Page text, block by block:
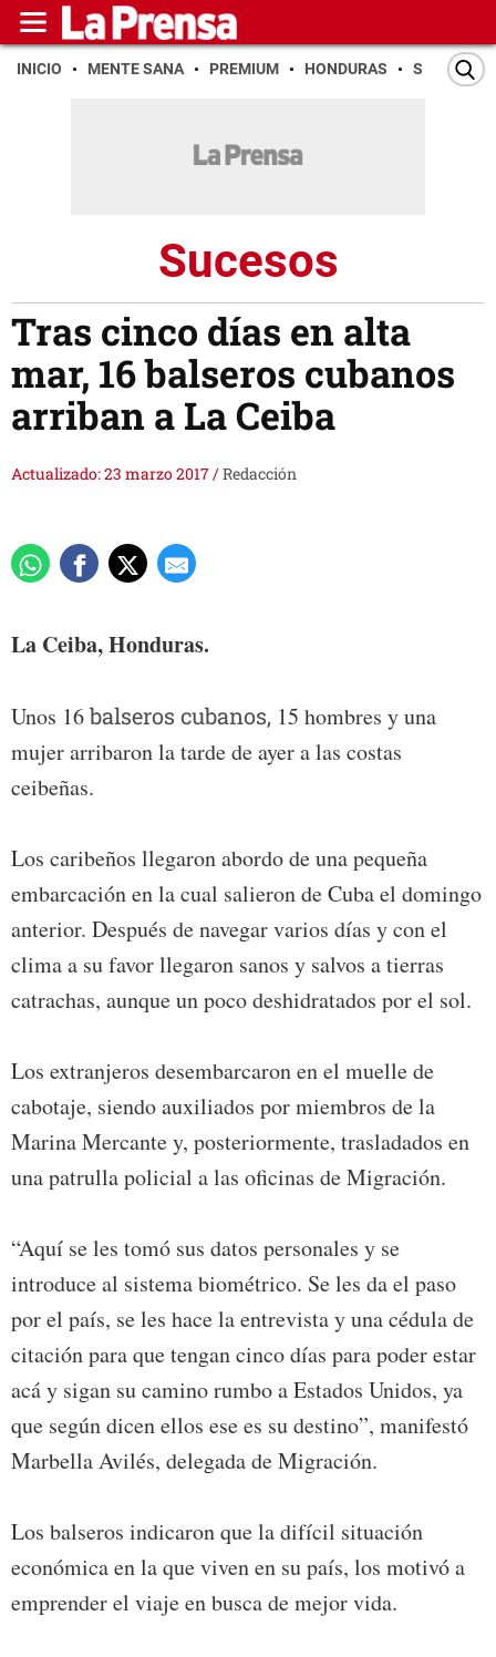
INICIO MENTE SANA PREMIUM HONDURAS SAN PEDRO
Sucesos
Tras cinco días en alta
mar, 16 balseros cubanos
arriban a La Ceiba
Actualizado: 23 marzo 2017/Redacción
La Ceiba, Honduras.
Unos 16balseros cubanos, 15 hombres y una
mujer arribaron la tarde de ayer a las costas
ceibeñas.
Los caribeños llegaron abordo de una pequeña
embarcación en la cual salieron de Cuba el domingo
anterior. Después de navegar varios días y con el
clima a su favor llegaron sanos y salvos a tierras
catrachas, aunque un poco deshidratados por el sol.
Los extranjeros desembarcaron en el muelle de
cabotaje, siendo auxiliados por miembros de la
Marina Mercante y, posteriormente, trasladados en
una patrulla policial a las oficinas de Migración.
“Aquí se les tomó sus datos personales y se
introduce al sistema biométrico. Se les da el paso
por el país, se les hace la entrevista y una cédula de
citación para que tengan cinco días para poder estar
acá y sigan su camino rumbo a Estados Unidos, ya
que según dicen ellos ese es su destino”, manifestó
Marbella Avilés, delegada de Migración.
Los balseros indicaron que la difícil situación
económica en la que viven en su país, los motivó a
emprender el viaje en busca de mejor vida.